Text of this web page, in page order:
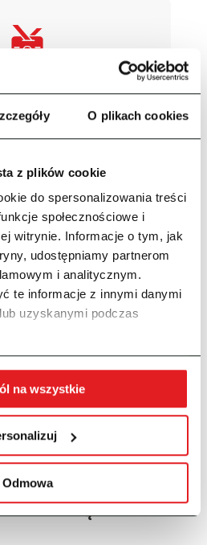
O plikach cookies
z plików cookie
do spersonalizowania treści
społecznościowe i
witrynie. Informacje o tym, jak
udostępniamy partnerom
i analitycznym.
te informacje z innymi danymi
uzyskanymi podczas
na wszystkie
Odmowa
Pracownik
obieg dokumentów
Skan
do zarządzania